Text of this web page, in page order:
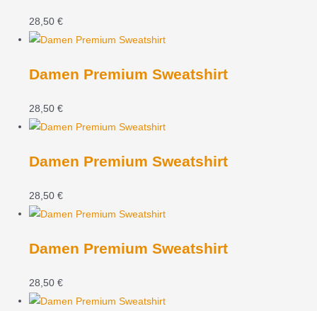
28,50€
Damen Premium Sweatshirt
28,50€
Damen Premium Sweatshirt
28,50€
Damen Premium Sweatshirt
28,50€